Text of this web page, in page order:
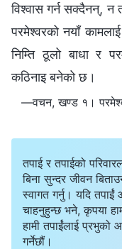
विश्‍वास गर्न सक्दैनन्,
परमेश्‍वरको नयाँ
निम्ति ठूलो बाधा र
कठिनाइ बनेको छ।
—वचन, खण्ड १।
तपाई र तपाईको
बिना सुन्दर जीवन
स्वागत गर्नु। यदि तपाईं
चाहनुहुन्छ भने, कृपया
हामी तपाईंलाई प्रभुको
गर्नेछौं।